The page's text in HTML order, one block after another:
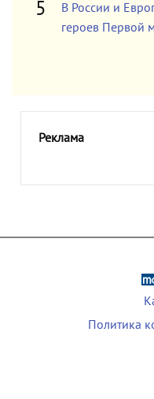
В России и
героев Первой
Реклама
Политика